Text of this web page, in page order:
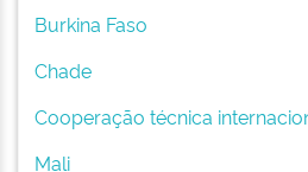
Burkina Faso
Chade
Cooperação técnica
Mali